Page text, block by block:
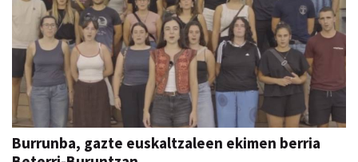
Burrunba, gazte euskaltzaleen ekimen berria